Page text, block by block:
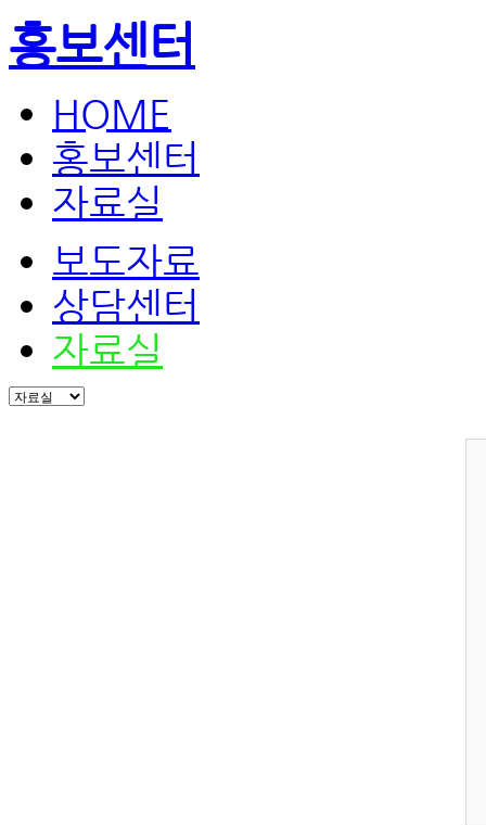
홍보센터
HOME
홍보센터
자료실
보도자료
상담센터
자료실